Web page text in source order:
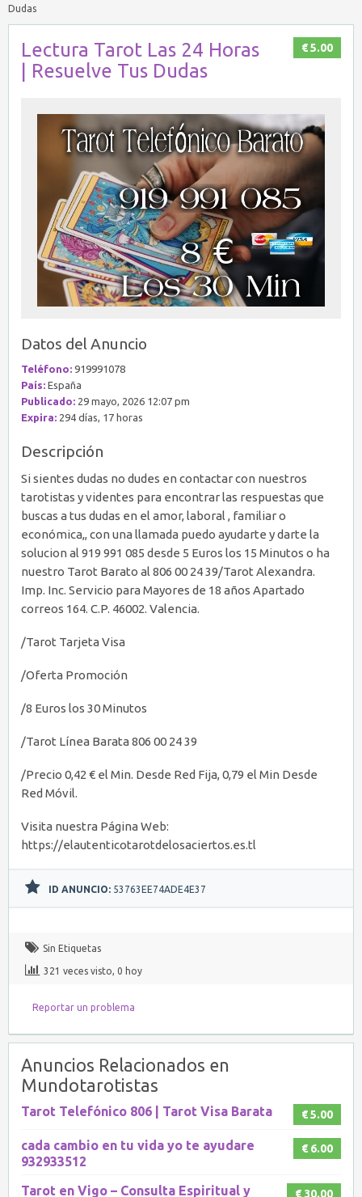
Dudas
€ 5.00
Lectura Tarot Las 24 Horas
| Resuelve Tus Dudas
Datos del Anuncio
Teléfono: 919991078
País: España
Publicado: 29 mayo, 2026 12:07 pm
Expira: 294 días, 17 horas
Descripción
Si sientes dudas no dudes en contactar con nuestros
tarotistas y videntes para encontrar las respuestas que
buscas a tus dudas en el amor, laboral , familiar o
económica,, con una llamada puedo ayudarte y darte la
solucion al 919 991 085 desde 5 Euros los 15 Minutos o ha
nuestro Tarot Barato al 806 00 24 39/Tarot Alexandra.
Imp. Inc. Servicio para Mayores de 18 años Apartado
correos 164. C.P. 46002. Valencia.
/Tarot Tarjeta Visa
/Oferta Promoción
/8 Euros los 30 Minutos
/Tarot Línea Barata 806 00 24 39
/Precio 0,42 € el Min. Desde Red Fija, 0,79 el Min Desde
Red Móvil.
Visita nuestra Página Web:
https://elautenticotarotdelosaciertos.es.tl
ID ANUNCIO: 53763EE74ADE4E37
Sin Etiquetas
321 veces visto, 0 hoy
Reportar un problema
Anuncios Relacionados en
Mundotarotistas
€ 5.00
Tarot Telefónico 806 | Tarot Visa Barata
€ 6.00
cada cambio en tu vida yo te ayudare
932933512
€ 30.00
Tarot en Vigo – Consulta Espiritual y